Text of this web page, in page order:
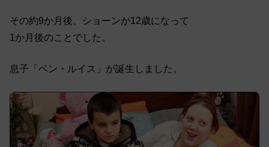
その約9か月後、ショーンが12歳になって
1か月後のことでした。
息子「ベン・ルイス」が誕生しました。